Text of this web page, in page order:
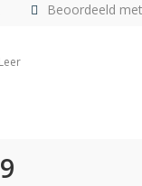
Beoordeeld